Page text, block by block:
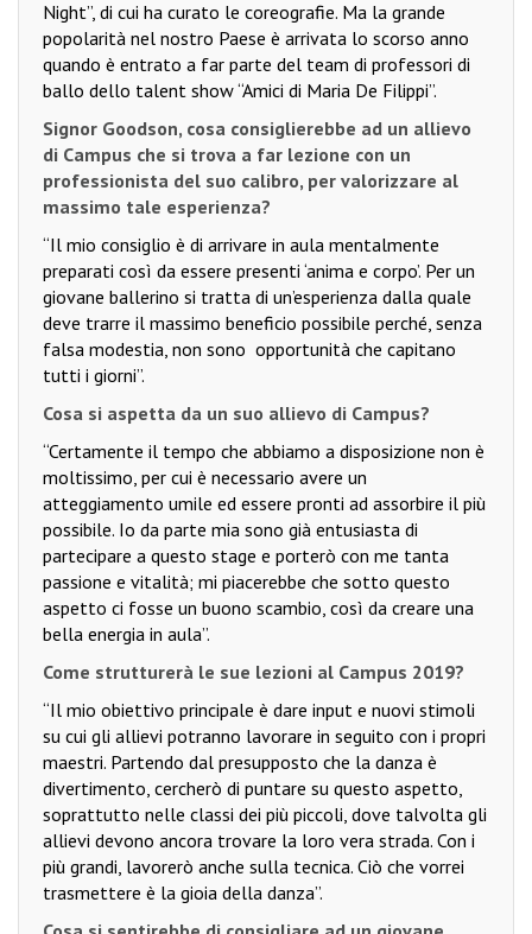
Night”, di cui ha curato le coreografie. Ma la grande
popolarità nel nostro Paese è arrivata lo scorso anno
quando è entrato a far parte del team di professori di
ballo dello talent show “Amici di Maria De Filippi”.
Signor Goodson, cosa consiglierebbe ad un allievo
di Campus che si trova a far lezione con un
professionista del suo calibro, per valorizzare al
massimo tale esperienza?
“Il mio consiglio è di arrivare in aula mentalmente
preparati così da essere presenti ‘anima e corpo’. Per un
giovane ballerino si tratta di un’esperienza dalla quale
deve trarre il massimo beneficio possibile perché, senza
falsa modestia, non sono opportunità che capitano
tutti i giorni”.
Cosa si aspetta da un suo allievo di Campus?
“Certamente il tempo che abbiamo a disposizione non è
moltissimo, per cui è necessario avere un
atteggiamento umile ed essere pronti ad assorbire il più
possibile. Io da parte mia sono già entusiasta di
partecipare a questo stage e porterò con me tanta
passione e vitalità; mi piacerebbe che sotto questo
aspetto ci fosse un buono scambio, così da creare una
bella energia in aula”.
Come strutturerà le sue lezioni al Campus 2019?
“Il mio obiettivo principale è dare input e nuovi stimoli
su cui gli allievi potranno lavorare in seguito con i propri
maestri. Partendo dal presupposto che la danza è
divertimento, cercherò di puntare su questo aspetto,
soprattutto nelle classi dei più piccoli, dove talvolta gli
allievi devono ancora trovare la loro vera strada. Con i
più grandi, lavorerò anche sulla tecnica. Ciò che vorrei
trasmettere è la gioia della danza”.